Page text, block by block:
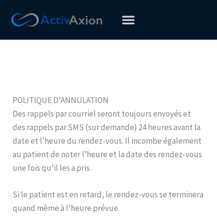
POLITIQUE D’ANNULATION
Des rappels par courriel seront toujours envoyés et
des rappels par SMS (sur demande) 24 heures avant la
date et l’heure du rendez-vous. Il incombe également
au patient de noter l’heure et la date des rendez-vous
une fois qu’il les a pris.
Si le patient est en retard, le rendez-vous se terminera
quand même à l’heure prévue.